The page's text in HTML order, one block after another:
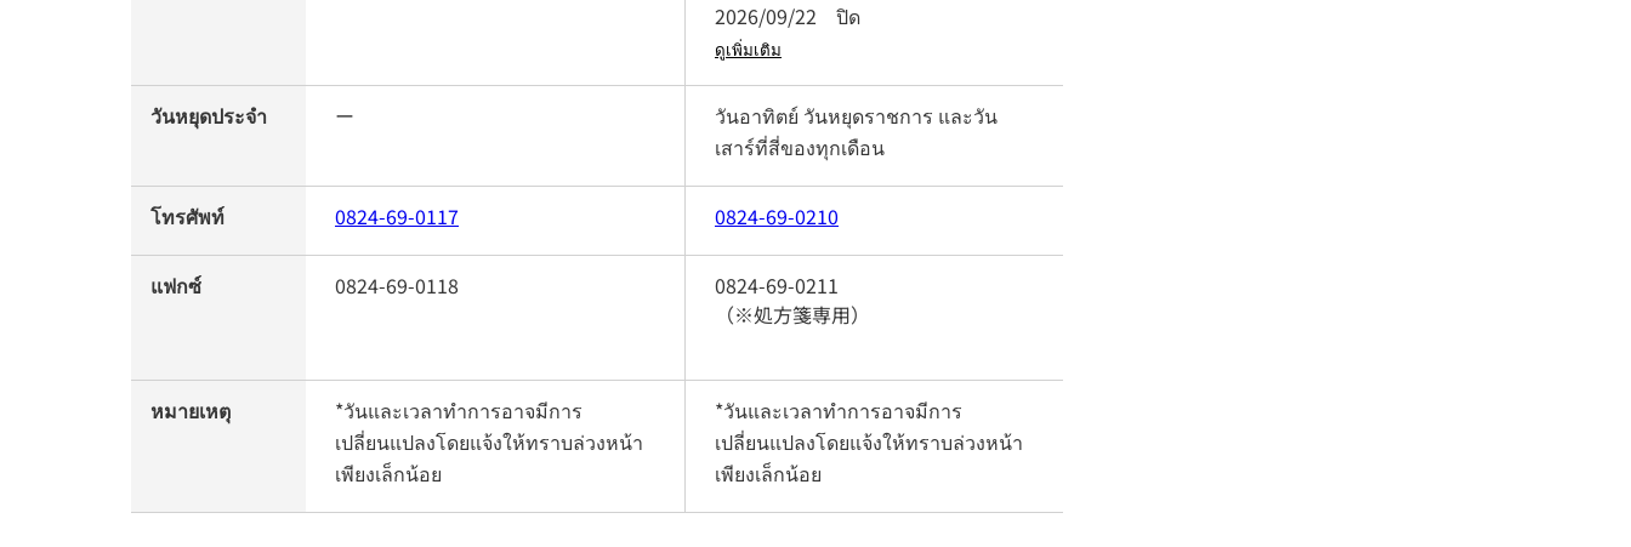
2026/09/22 ปิด
ดูเพิ่มเติม
วันหยุดประจำ ー
วันอาทิตย์ วันหยุดราชการ และวัน
เสาร์ที่สี่ของทุกเดือน
โทรศัพท์ 0824-69-0117 0824-69-0210
แฟกซ์ 0824-69-0118
0824-69-0211
（※処方箋専用）
หมายเหตุ
*วันและเวลาทำการอาจมีการ
เปลี่ยนแปลงโดยแจ้งให้ทราบล่วงหน้า
เพียงเล็กน้อย
*วันและเวลาทำการอาจมีการ
เปลี่ยนแปลงโดยแจ้งให้ทราบล่วงหน้า
เพียงเล็กน้อย